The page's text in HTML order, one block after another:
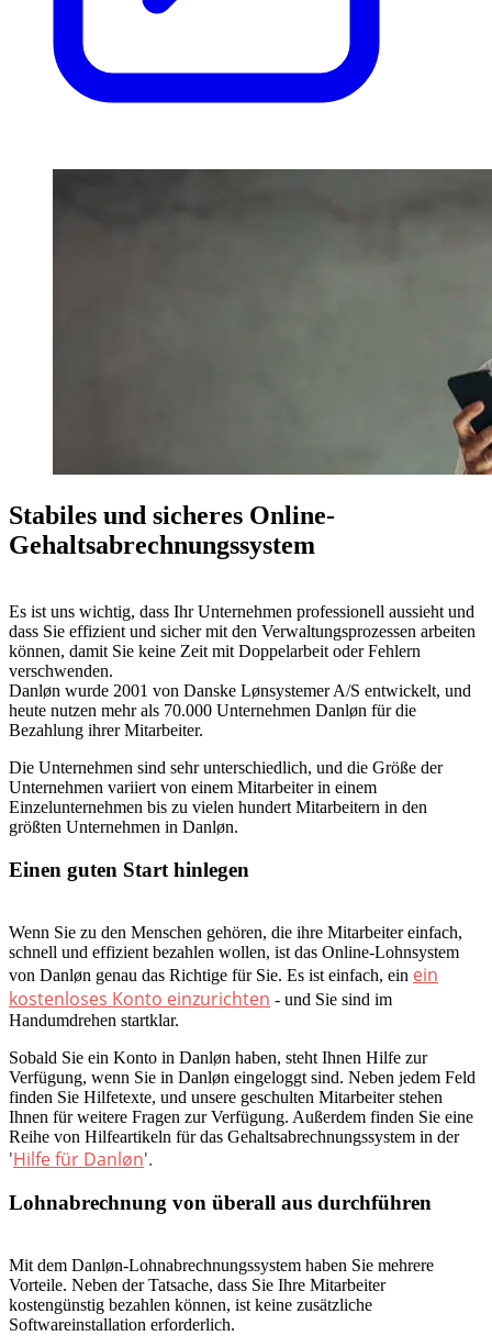
Stabiles und sicheres Online-
Gehaltsabrechnungssystem
Es ist uns wichtig, dass Ihr Unternehmen professionell aussieht und
dass Sie effizient und sicher mit den Verwaltungsprozessen arbeiten
können, damit Sie keine Zeit mit Doppelarbeit oder Fehlern
verschwenden.
Danløn wurde 2001 von Danske Lønsystemer A/S entwickelt, und
heute nutzen mehr als 70.000 Unternehmen Danløn für die
Bezahlung ihrer Mitarbeiter.
Die Unternehmen sind sehr unterschiedlich, und die Größe der
Unternehmen variiert von einem Mitarbeiter in einem
Einzelunternehmen bis zu vielen hundert Mitarbeitern in den
größten Unternehmen in Danløn.
Einen guten Start hinlegen
Wenn Sie zu den Menschen gehören, die ihre Mitarbeiter einfach,
schnell und effizient bezahlen wollen, ist das Online-Lohnsystem
von Danløn genau das Richtige für Sie. Es ist einfach, ein ein
kostenloses Konto einzurichten - und Sie sind im
Handumdrehen startklar.
Sobald Sie ein Konto in Danløn haben, steht Ihnen Hilfe zur
Verfügung, wenn Sie in Danløn eingeloggt sind. Neben jedem Feld
finden Sie Hilfetexte, und unsere geschulten Mitarbeiter stehen
Ihnen für weitere Fragen zur Verfügung. Außerdem finden Sie eine
Reihe von Hilfeartikeln für das Gehaltsabrechnungssystem in der
'Hilfe für Danløn'.
Lohnabrechnung von überall aus durchführen
Mit dem Danløn-Lohnabrechnungssystem haben Sie mehrere
Vorteile. Neben der Tatsache, dass Sie Ihre Mitarbeiter
kostengünstig bezahlen können, ist keine zusätzliche
Softwareinstallation erforderlich.